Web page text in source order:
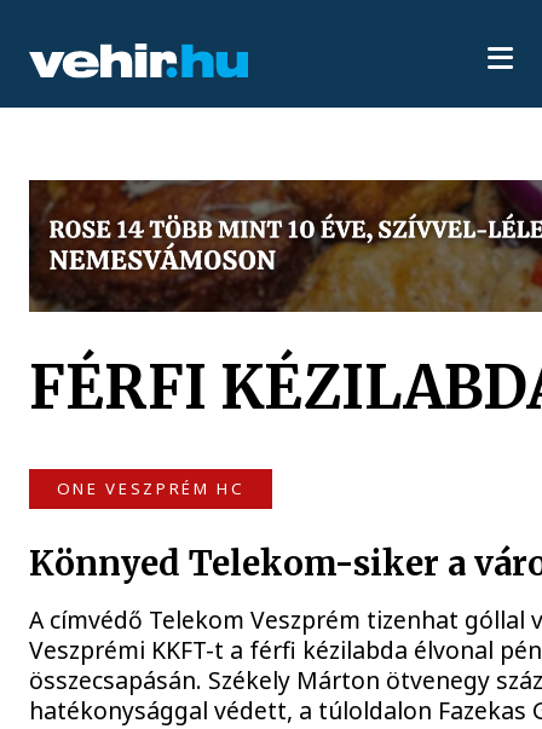
FÉRFI
ONE VESZPRÉM HC
Könnyed Telekom-siker a
A címvédő Telekom Veszprém tizenhat góllal
Veszprémi KKFT-t a férfi kézilabda élvonal
összecsapásán. Székely Márton ötvenegy
hatékonysággal védett, a túloldalon Fazekas